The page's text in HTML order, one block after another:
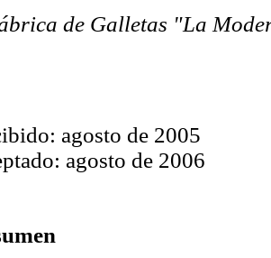
de Galletas "La
agosto de 2005
agosto de 2006